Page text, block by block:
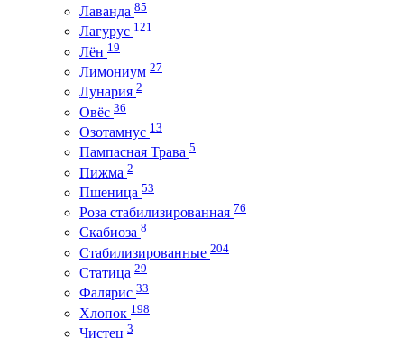
Лаванда 85
Лагурус 121
Лён 19
Лимониум 27
Лунария 2
Овёс 36
Озотамнус 13
Пампасная Трава 5
Пижма 2
Пшеница 53
Роза стабилизированная 76
Скабиоза 8
Стабилизированные 204
Статица 29
Фалярис 33
Хлопок 198
Чистец 3